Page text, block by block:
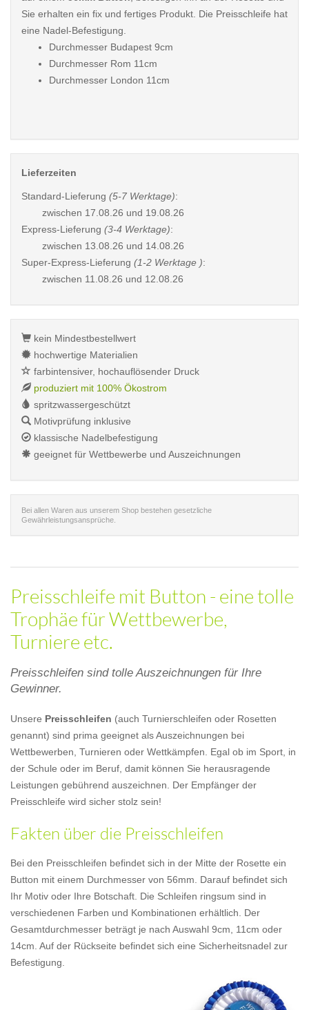
Sie erhalten ein fix und fertiges Produkt. Die Preisschleife hat
eine Nadel-Befestigung.
Durchmesser Budapest 9cm
Durchmesser Rom 11cm
Durchmesser London 11cm
Lieferzeiten
Standard-Lieferung (5-7 Werktage):
zwischen 17.08.26 und 19.08.26
Express-Lieferung (3-4 Werktage):
zwischen 13.08.26 und 14.08.26
Super-Express-Lieferung (1-2 Werktage ):
zwischen 11.08.26 und 12.08.26
kein Mindestbestellwert
hochwertige Materialien
farbintensiver, hochauflösender Druck
produziert mit 100% Ökostrom
spritzwassergeschützt
Motivprüfung inklusive
klassische Nadelbefestigung
geeignet für Wettbewerbe und Auszeichnungen
Bei allen Waren aus unserem Shop bestehen gesetzliche
Gewährleistungsansprüche.
Preisschleife mit Button - eine tolle
Trophäe für Wettbewerbe,
Turniere etc.
Preisschleifen sind tolle Auszeichnungen für Ihre
Gewinner.
Unsere Preisschleifen (auch Turnierschleifen oder Rosetten
genannt) sind prima geeignet als Auszeichnungen bei
Wettbewerben, Turnieren oder Wettkämpfen. Egal ob im Sport, in
der Schule oder im Beruf, damit können Sie herausragende
Leistungen gebührend auszeichnen. Der Empfänger der
Preisschleife wird sicher stolz sein!
Fakten über die Preisschleifen
Bei den Preisschleifen befindet sich in der Mitte der Rosette ein
Button mit einem Durchmesser von 56mm. Darauf befindet sich
Ihr Motiv oder Ihre Botschaft. Die Schleifen ringsum sind in
verschiedenen Farben und Kombinationen erhältlich. Der
Gesamtdurchmesser beträgt je nach Auswahl 9cm, 11cm oder
14cm. Auf der Rückseite befindet sich eine Sicherheitsnadel zur
Befestigung.